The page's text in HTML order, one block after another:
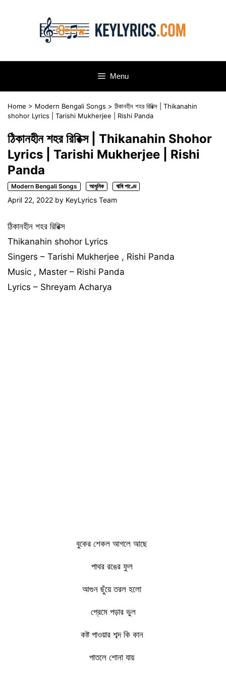
Menu
Home > Modern Bengali Songs > ঠিকানহীন শহর রিরিক্স | Thikanahin
shohor Lyrics | Tarishi Mukherjee | Rishi Panda
ঠিকানহীন শহর রিরিক্স | Thikanahin Shohor
Lyrics | Tarishi Mukherjee | Rishi
Panda
Modern Bengali Songs আধুনিক ঋষি পাণ্ডে
April 22, 2022 by KeyLyrics Team
ঠিকানহীন শহর রিরিক্স
Thikanahin shohor Lyrics
Singers – Tarishi Mukherjee , Rishi Panda
Music , Master – Rishi Panda
Lyrics – Shreyam Acharya
বুকের শেকল আগলে আছে
পাথর রঙের ফুল
আগুন ছুঁয়ে তরল হলো
প্রেমে পড়ার ভুল
কষ্ট পাওয়ার শব্দ কি কান
পাতলে শোনা যায়